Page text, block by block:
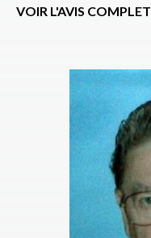
VOIR L'AVIS COMPLET